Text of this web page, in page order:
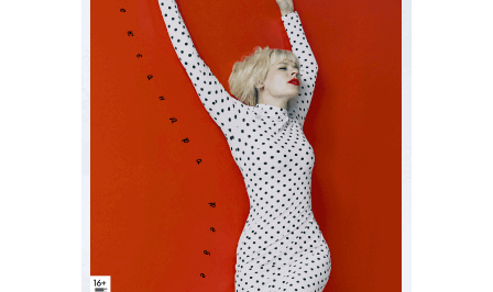
Анджелесе: приход в класс нового
ученика знаменует собой начало серии
жестоких убийств. В касте — Игби
Ригни, Гомер Гир, Кайя Гербер и
С 5 августа, HBO